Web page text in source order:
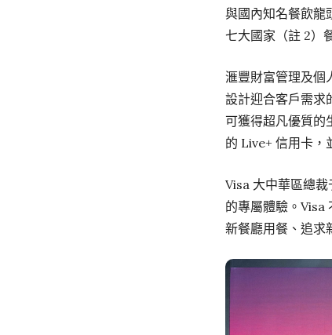
與國內知名餐飲龍
七大國家（註 2）
滙豐財富管理及個
設計迎合客戶需求
可獲得超凡優質的
的 Live+ 信用卡，
Visa 大中華區總
的專屬體驗。Visa
新餐廳用餐、追求